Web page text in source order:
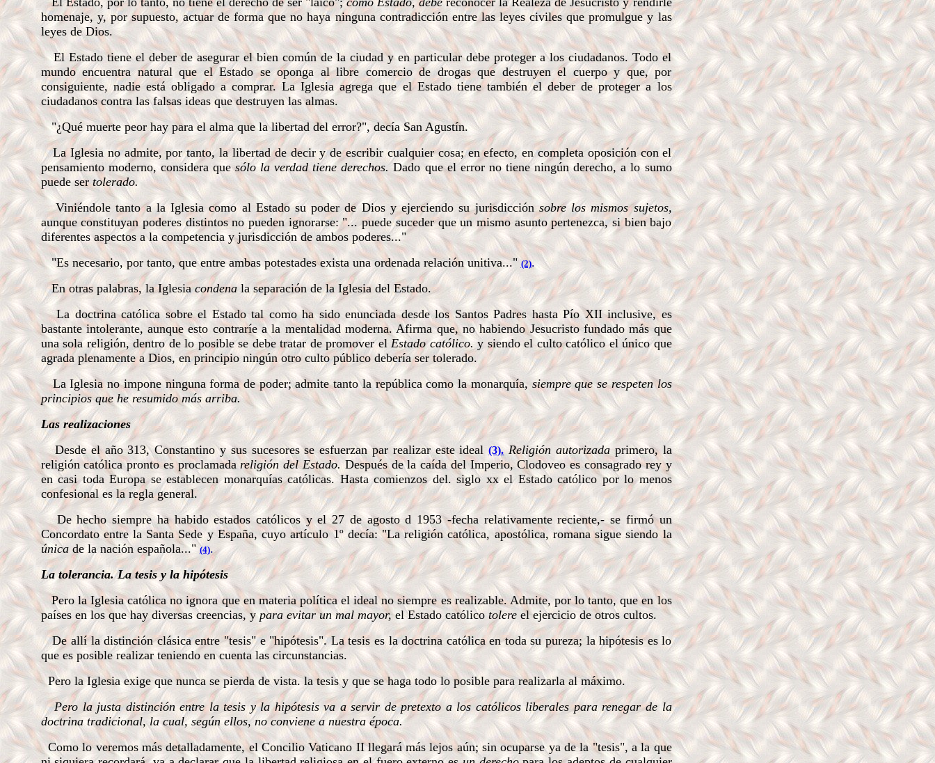
homenaje, y, por supuesto, actuar de forma que no haya ninguna contradicción entre las leyes civiles que promulgue y las
leyes de Dios.
El Estado tiene el deber de asegurar el bien común de la ciudad y en particular debe proteger a los ciudadanos. Todo el
mundo encuentra natural que el Estado se oponga al libre comercio de drogas que destruyen el cuerpo y que, por
consiguiente, nadie está obligado a comprar. La Iglesia agrega que el Estado tiene también el deber de proteger a los
ciudadanos contra las falsas ideas que destruyen las almas.
"¿Qué muerte peor hay para el alma que la libertad del error?", decía San Agustín.
La Iglesia no admite, por tanto, la libertad de decir y de escribir cualquier cosa; en efecto, en completa oposición con el
pensamiento moderno, considera quesólo la verdad tiene derechos.Dado que el error no tiene ningún derecho, a lo sumo
puede ser tolerado.
Viniéndole tanto a la Iglesia como al Estado su poder de Dios y ejerciendo su jurisdicciónsobre los mismos sujetos,
aunque constituyan poderes distintos no pueden ignorarse: "... puede suceder que un mismo asunto pertenezca, si bien bajo
diferentes aspectos a la competencia y jurisdicción de ambos poderes..."
"Es necesario, por tanto, que entre ambas potestades exista una ordenada relación unitiva..."(2).
En otras palabras, la Iglesiacondenala separación de la Iglesia del Estado.
La doctrina católica sobre el Estado tal como ha sido enunciada desde los Santos Padres hasta Pío XII inclusive, es
bastante intolerante, aunque esto contraríe a la mentalidad moderna. Afirma que, no habiendo Jesucristo fundado más que
una sola religión, dentro de lo posible se debe tratar de promover el Estado católico. y siendo el culto católico el único que
agrada plenamente a Dios, en principio ningún otro culto público debería ser tolerado.
La Iglesia no impone ninguna forma de poder; admite tanto la república como la monarquía, siempre que se respeten los
principios que he resumido más arriba.
Las realizaciones
Desde el año 313, Constantino y sus sucesores se esfuerzan par realizar este ideal(3). Religión autorizada primero, la
religión católica pronto es proclamadareligión del Estado.Después de la caída del Imperio, Clodoveo es consagrado rey y
en casi toda Europa se establecen monarquías católicas. Hasta comienzos del. siglo xx el Estado católico por lo menos
confesional es la regla general.
De hecho siempre ha habido estados católicos y el 27 de agosto d 1953 -fecha relativamente reciente,- se firmó un
Concordato entre la Santa Sede y España, cuyo artículo 1º decía: "La religión católica, apostólica, romana sigue siendo la
única de la nación española..." (4).
La tolerancia. La tesis y la hipótesis
Pero la Iglesia católica no ignora que en materia política el ideal no siempre es realizable. Admite, por lo tanto, que en los
países en los que hay diversas creencias, y para evitar un mal mayor,el Estado católico tolere el ejercicio de otros cultos.
De allí la distinción clásica entre "tesis" e "hipótesis". La tesis es la doctrina católica en toda su pureza; la hipótesis es lo
que es posible realizar teniendo en cuenta las circunstancias.
Pero la Iglesia exige que nunca se pierda de vista. la tesis y que se haga todo lo posible para realizarla al máximo.
Pero la justa distinción entre la tesis y la hipótesis va a servir de pretexto a los católicos liberales para renegar de la
doctrina tradicional, la cual, según ellos, no conviene a nuestra época.
Como lo veremos más detalladamente, el Concilio Vaticano II llegará más lejos aún; sin ocuparse ya de la "tesis", a la que